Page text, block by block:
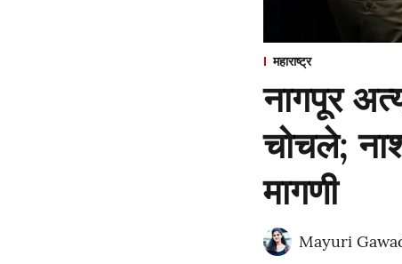
महाराष्ट्र
नागपूर
चोचले;
मागणी
Mayuri